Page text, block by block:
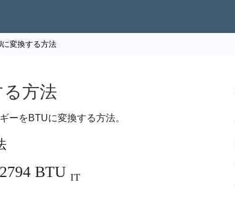
変換する方法
方法
ーをBTUに変換する方法。
BTU IT